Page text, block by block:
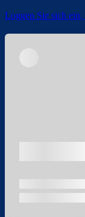
Loggen Sie sich